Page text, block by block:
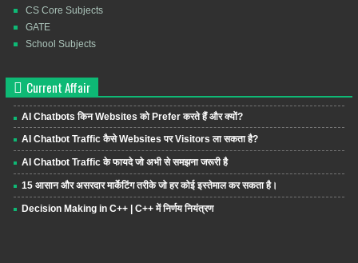
CS Core Subjects
GATE
School Subjects
Current Affair
AI Chatbots किन Websites को Prefer करते हैं और क्यों?
AI Chatbot Traffic कैसे Websites पर Visitors ला सकता है?
AI Chatbot Traffic के फायदे जो अभी से समझना जरूरी है
15 आसान और असरदार मार्केटिंग तरीके जो हर कोई इस्तेमाल कर सकता है।
Decision Making in C++ | C++ में निर्णय नियंत्रण